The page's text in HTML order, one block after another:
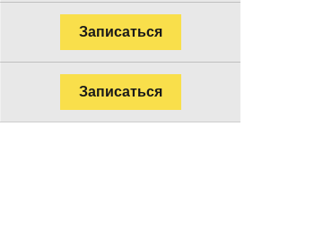
Записаться
Записаться